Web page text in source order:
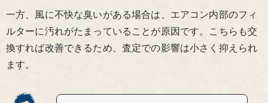
一方、風に不快な臭いがある場合は、エアコン内部のフィ
ルターに汚れがたまっていることが原因です。こちらも交
換すれば改善できるため、査定での影響は小さく抑えられ
ます。